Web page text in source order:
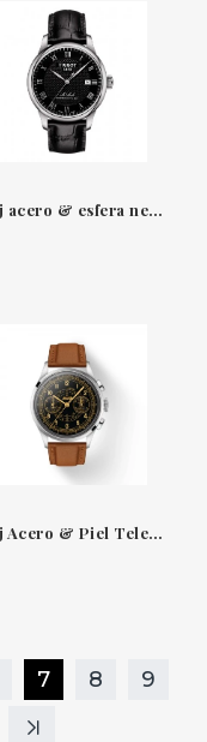
Reloj acero & esfera negra 39.30 mm piel automático Le Locle Tissot
Reloj Acero & Piel Telemeter 1938 Tissot
7 8
9